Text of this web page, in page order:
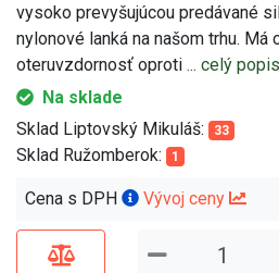
vysoko prevyšujúcou predávané
nylonové lanká na našom trhu. Má
oteruvzdornosť oproti ... celý popis
Na sklade
Sklad Liptovský Mikuláš:
33
Sklad Ružomberok: 1
Cena s DPH Vývoj ceny